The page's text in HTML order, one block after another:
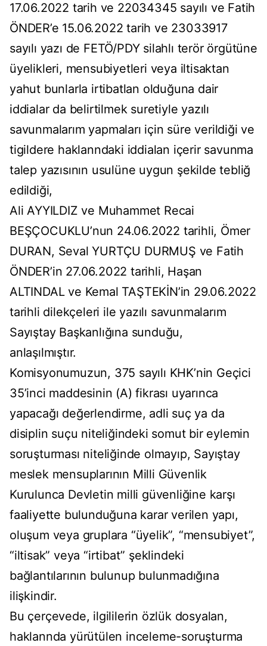
17.06.2022 tarih ve 22034345 sayılı ve Fatih
ÖNDER’e 15.06.2022 tarih ve 23033917
sayılı yazı de FETÖ/PDY silahlı terör örgütüne
üyelikleri, mensubiyetleri veya iltisaktan
yahut bunlarla irtibatlan olduğuna dair
iddialar da belirtilmek suretiyle yazılı
savunmalarım yapmaları için süre verildiği ve
tigildere haklanndaki iddialan içerir savunma
talep yazısının usulüne uygun şekilde tebliğ
edildiği,
Ali AYYILDIZ ve Muhammet Recai
BEŞÇOCUKLU’nun 24.06.2022 tarihli, Ömer
DURAN, Seval YURTÇU DURMUŞ ve Fatih
ÖNDER’in 27.06.2022 tarihli, Haşan
ALTINDAL ve Kemal TAŞTEKİN’in 29.06.2022
tarihli dilekçeleri ile yazılı savunmalarım
Sayıştay Başkanlığına sunduğu,
anlaşılmıştır.
Komisyonumuzun, 375 sayılı KHK’nin Geçici
35’inci maddesinin (A) fikrası uyarınca
yapacağı değerlendirme, adli suç ya da
disiplin suçu niteliğindeki somut bir eylemin
soruşturması niteliğinde olmayıp, Sayıştay
meslek mensuplarının Milli Güvenlik
Kurulunca Devletin milli güvenliğine karşı
faaliyette bulunduğuna karar verilen yapı,
oluşum veya gruplara “üyelik”, “mensubiyet”,
“iltisak” veya “irtibat” şeklindeki
bağlantılarının bulunup bulunmadığına
ilişkindir.
Bu çerçevede, ilgililerin özlük dosyalan,
haklannda yürütülen inceleme-soruşturma